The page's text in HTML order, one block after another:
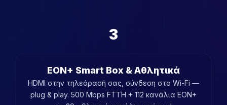
3
EON+ Smart Box & Αθλητικά
HDMI στην τηλεόρασή σας, σύνδεση στο Wi-Fi —
plug & play. 500 Mbps FTTH + 112 κανάλια EON+